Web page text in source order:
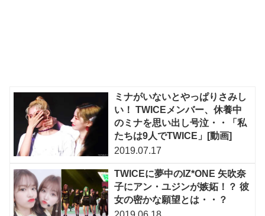
ミナがいないとやっぱりさみし
い！ TWICEメンバー、休養中
のミナを思い出し号泣・・「私
たちは9人でTWICE」[動画]
2019.07.17
TWICEに夢中のIZ*ONE 矢吹奈
子にアン・ユジンが嫉妬！？ 彼
女の密かな願望とは・・？